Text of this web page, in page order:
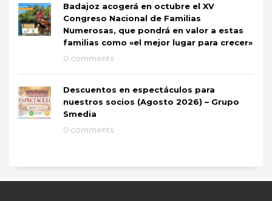
Badajoz acogerá en octubre el XV
Congreso Nacional de Familias
Numerosas, que pondrá en valor a estas
familias como «el mejor lugar para crecer»
0 comments
Descuentos en espectáculos para
nuestros socios (Agosto 2026) – Grupo
Smedia
0 comments